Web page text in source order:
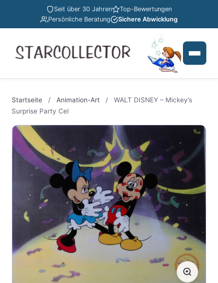
Seit über 30 Jahren
Top-Bewertungen
Persönliche Beratung
Sichere Abwicklung
Startseite / Animation-Art /
WALT DISNEY – Mickey’s
Surprise Party Cel